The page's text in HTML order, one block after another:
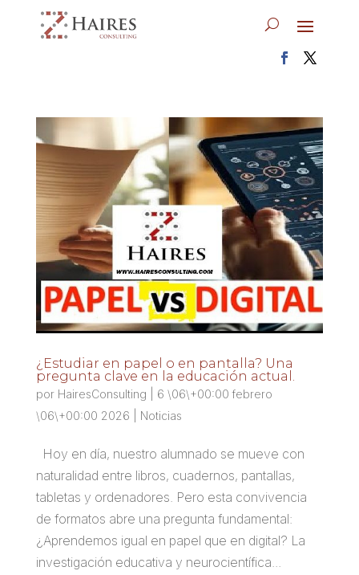
¿Estudiar en papel o en pantalla? Una
pregunta clave en la educación actual.
por HairesConsulting
6 \06\+00:00 febrero
\06\+00:00 2026
Noticias
Hoy en día, nuestro alumnado se mueve con
naturalidad entre libros, cuadernos, pantallas,
tabletas y ordenadores. Pero esta convivencia
de formatos abre una pregunta fundamental:
¿Aprendemos igual en papel que en digital? La
investigación educativa y neurocientífica...